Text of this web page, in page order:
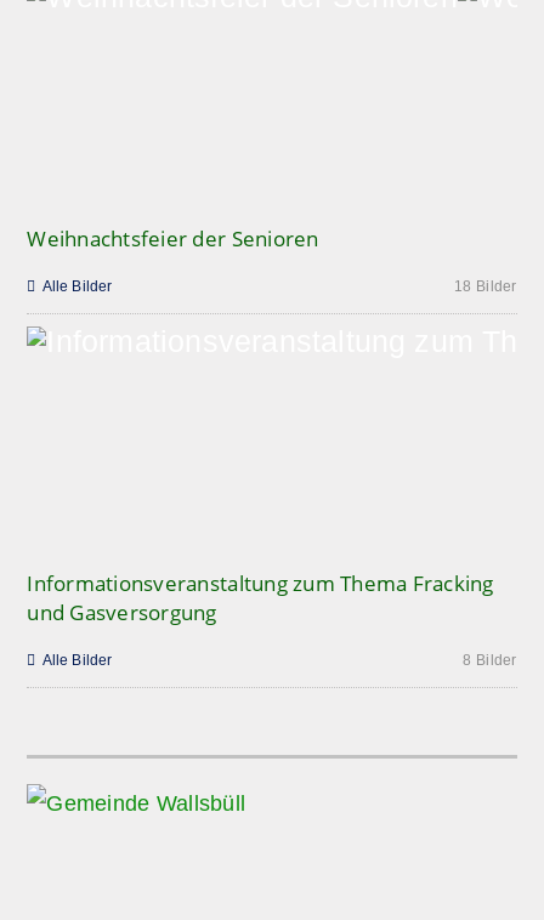
Weihnachtsfeier der Senioren
18 Bilder
 Alle Bilder
Informationsveranstaltung zum Thema Fracking
und Gasversorgung
8 Bilder
 Alle Bilder